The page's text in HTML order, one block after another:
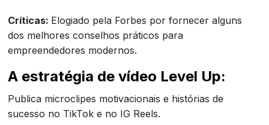
Críticas: Elogiado pela Forbes por fornecer alguns
dos melhores conselhos práticos para
empreendedores modernos.
A estratégia de vídeo Level Up:
Publica microclipes motivacionais e histórias de
sucesso no TikTok e no IG Reels.